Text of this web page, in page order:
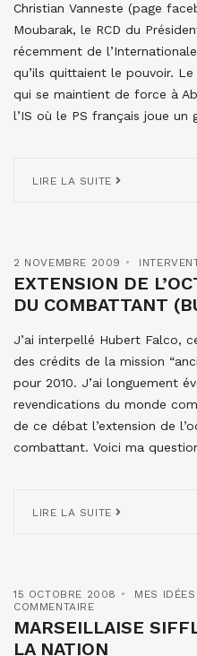
Christian Vanneste (page
Moubarak, le RCD du
récemment de
qu’ils quittaient le pouvoir.
qui se maintient de force à
l’IS où le PS français joue un
LIRE LA SUITE
2 NOVEMBRE 2009
EXTENSION DE
DU COMBATTANT
J’ai interpellé Hubert Falco,
des crédits de la mission
pour 2010. J’ai longuement
revendications du monde
de ce débat l’extension de
combattant. Voici ma
LIRE LA SUITE
15 OCTOBRE 2008 MES
COMMENTAIRE
MARSEILLAISE
LA NATION